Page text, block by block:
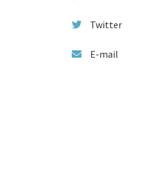
Twitter
E-mail